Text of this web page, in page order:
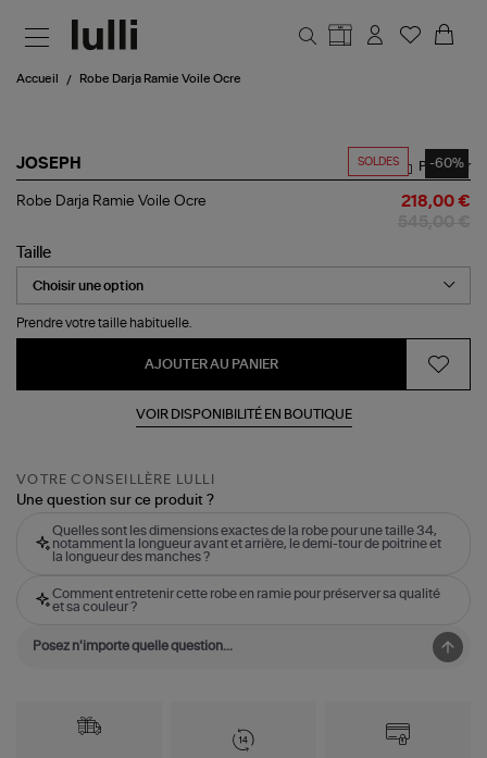
Accueil Robe Darja Ramie Voile Ocre
SOLDES -60%
JOSEPH
Robe
Voile
Ocre
Partager
Robe Darja Ramie Voile Ocre 218,00 €
Taille
Prendre votre taille habituelle.
AJOUTER AU PANIER
VOIR DISPONIBILITÉ EN BOUTIQUE
VOTRE CONSEILLÈRE LULLI
Une question sur ce produit ?
Quelles sont les dimensions exactes de la robe pour une taille 34,
notamment la longueur avant et arrière, le demi-tour de poitrine et
la longueur des manches ?
Comment entretenir cette robe en ramie pour préserver sa qualité
et sa couleur ?